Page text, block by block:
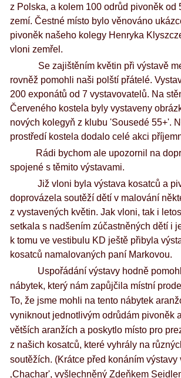
z Polska, a kolem 100 odrůd pivoněk od
zemí. Čestné místo bylo věnováno
pivoněk našeho kolegy Henryka
vloni zemřel.
Se zajištěním květin při výstavě
rovněž pomohli naši polští přátelé.
200 exponátů od 7 vystavovatelů. Na
Červeného kostela byly vystaveny
nových kolegyň z klubu 'Sousedé 55+'.
prostředí kostela dodalo celé akci
Rádi bychom ale upozornil na
spojené s těmito výstavami.
Již vloni byla výstava kosatců a
doprovázela soutěží dětí v malování
z vystavených květin. Jak vloni, tak i
setkala s nadšením zúčastněných dětí i
k tomu ve vestibulu KD ještě přibyla
kosatců namalovaných paní Markovou.
Uspořádání výstavy hodně
nábytek, který nám zapůjčila místní
To, že jsme mohli na tento nábytek
vyniknout jednotlivým odrůdám pivoněk
větších aranžích a poskytlo místo pro
z našich kosatců, které vyhrály na
soutěžích. (Krátce před konáním výstavy
‚Chachar', vyšlechněný Zdeňkem